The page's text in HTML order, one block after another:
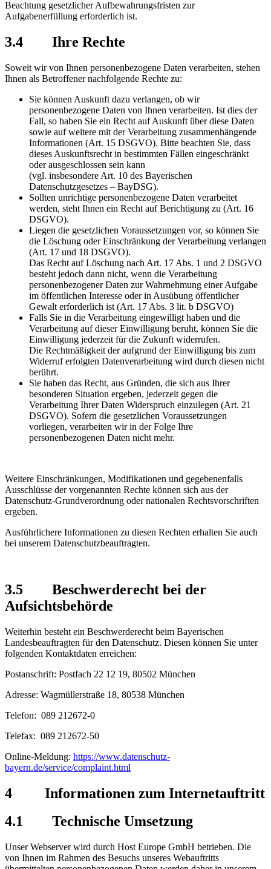
Beachtung gesetzlicher Aufbewahrungsfristen zur
Aufgabenerfüllung erforderlich ist.
3.4 Ihre Rechte
Soweit wir von Ihnen personenbezogene Daten verarbeiten, stehen
Ihnen als Betroffener nachfolgende Rechte zu:
Sie können Auskunft dazu verlangen, ob wir
personenbezogene Daten von Ihnen verarbeiten. Ist dies der
Fall, so haben Sie ein Recht auf Auskunft über diese Daten
sowie auf weitere mit der Verarbeitung zusammenhängende
Informationen (Art. 15 DSGVO). Bitte beachten Sie, dass
dieses Auskunftsrecht in bestimmten Fällen eingeschränkt
oder ausgeschlossen sein kann
(vgl. insbesondere Art. 10 des Bayerischen
Datenschutzgesetzes – BayDSG).
Sollten unrichtige personenbezogene Daten verarbeitet
werden, steht Ihnen ein Recht auf Berichtigung zu (Art. 16
DSGVO).
Liegen die gesetzlichen Voraussetzungen vor, so können Sie
die Löschung oder Einschränkung der Verarbeitung verlangen
(Art. 17 und 18 DSGVO).
Das Recht auf Löschung nach Art. 17 Abs. 1 und 2 DSGVO
besteht jedoch dann nicht, wenn die Verarbeitung
personenbezogener Daten zur Wahrnehmung einer Aufgabe
im öffentlichen Interesse oder in Ausübung öffentlicher
Gewalt erforderlich ist (Art. 17 Abs. 3 lit. b DSGVO)
Falls Sie in die Verarbeitung eingewilligt haben und die
Verarbeitung auf dieser Einwilligung beruht, können Sie die
Einwilligung jederzeit für die Zukunft widerrufen.
Die Rechtmäßigkeit der aufgrund der Einwilligung bis zum
Widerruf erfolgten Datenverarbeitung wird durch diesen nicht
berührt.
Sie haben das Recht, aus Gründen, die sich aus Ihrer
besonderen Situation ergeben, jederzeit gegen die
Verarbeitung Ihrer Daten Widerspruch einzulegen (Art. 21
DSGVO). Sofern die gesetzlichen Voraussetzungen
vorliegen, verarbeiten wir in der Folge Ihre
personenbezogenen Daten nicht mehr.
Weitere Einschränkungen, Modifikationen und gegebenenfalls
Ausschlüsse der vorgenannten Rechte können sich aus der
Datenschutz-Grundverordnung oder nationalen Rechtsvorschriften
ergeben.
Ausführlichere Informationen zu diesen Rechten erhalten Sie auch
bei unserem Datenschutzbeauftragten.
3.5 Beschwerderecht bei der
Aufsichtsbehörde
Weiterhin besteht ein Beschwerderecht beim Bayerischen
Landesbeauftragten für den Datenschutz. Diesen können Sie unter
folgenden Kontaktdaten erreichen:
Postanschrift: Postfach 22 12 19, 80502 München
Adresse: Wagmüllerstraße 18, 80538 München
Telefon: 089 212672-0
Telefax: 089 212672-50
Online-Meldung: https://www.datenschutz-
bayern.de/service/complaint.html
4 Informationen zum Internetauftritt
4.1 Technische Umsetzung
Unser Webserver wird durch Host Europe GmbH betrieben. Die
von Ihnen im Rahmen des Besuchs unseres Webauftritts